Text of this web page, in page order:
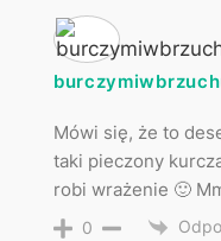
Mówi się, że to
taki pieczony
robi wrażenie 🙂
0